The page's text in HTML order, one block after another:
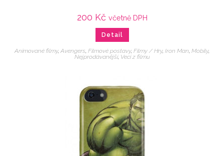
200 Kč včetně DPH
Detail
Animované filmy, Avengers Filmové postavy, Filmy / Hry, Iron Man Mobily,
Nejprodávanější, Veci z filmu